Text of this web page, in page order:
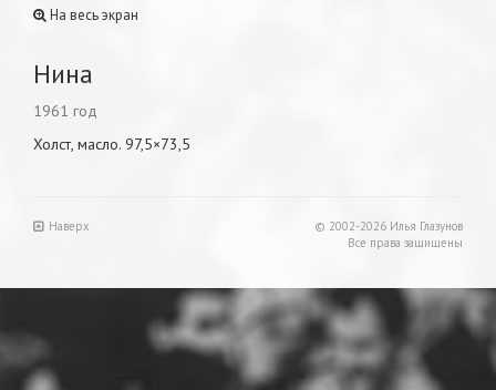
На весь экран
Нина
1961 год
Холст, масло. 97,5×73,5
Наверх
© 2002-2026 Илья Глазунов
Все права защищены